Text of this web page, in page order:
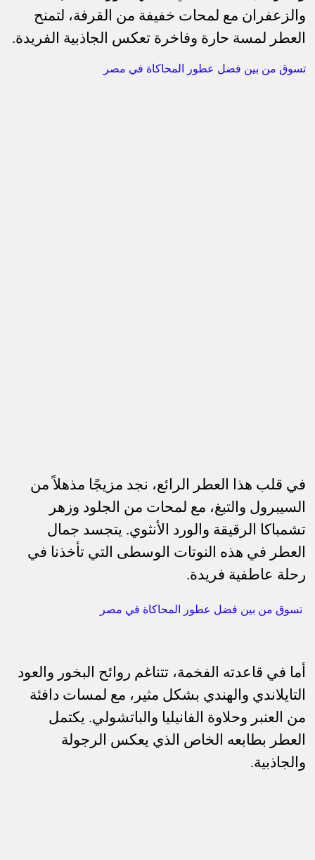
والزعفران مع لمحات خفيفة من القرفة، لتمنح
العطر لمسة حارة وفاخرة تعكس الجاذبية الفريدة.
تسوق من بين فضل عطور المحاكاة في مصر
في قلب هذا العطر الرائع، نجد مزيجًا مذهلاً من
السيبرول والتبغ، مع لمحات من الجلود وزهر
تشمباكا الرقيقة والورد الأنثوي. يتجسد جمال
العطر في هذه النوتات الوسطى التي تأخذنا في
رحلة عاطفية فريدة.
تسوق من بين فضل عطور المحاكاة في مصر
أما في قاعدته الفخمة، تتناغم روائح البخور والعود
التايلاندي والهندي بشكل مثير، مع لمسات دافئة
من العنبر وحلاوة الفانيليا والباتشولي. يكتمل
العطر بطابعه الخاص الذي يعكس الرجولة
والجاذبية.